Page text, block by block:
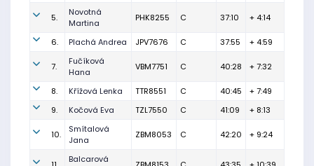
5.
Novotná
Martina
PHK8255 C 37:10 + 4:14
6. Plachá Andrea JPV7676 C 37:55 + 4:59
7.
Fučíková
Hana
VBM7751 C 40:28 + 7:32
8. Křížová Lenka TTR8551 C 40:45
+ 7:49
9.
Kočová Eva TZL7550 C 41:09 + 8:13
10.
Smítalová
Jana
ZBM8053 C 42:20 + 9:24
Balcarová